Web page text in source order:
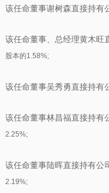
该任命董事谢树森直接持有
该任命董事、总经理黄木旺
股本的1.58%;
该任命董事吴秀勇直接持有
该任命董事林昌福直接持有
2.25%;
该任命董事陆晖直接持有公
2.19%;